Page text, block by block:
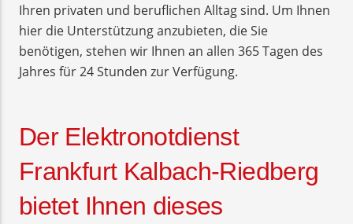
Ihren privaten und beruflichen Alltag sind. Um Ihnen
hier die Unterstützung anzubieten, die Sie
benötigen, stehen wir Ihnen an allen 365 Tagen des
Jahres für 24 Stunden zur Verfügung.
Der Elektronotdienst
Frankfurt Kalbach-Riedberg
bietet Ihnen dieses